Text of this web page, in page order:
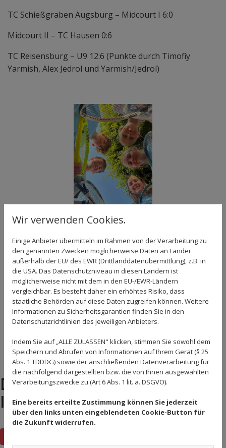
Zurück
TC Schießgraben Augsburg – Midcourt I 6:0
Midcourt II – TC Hausen 0:6
TC Reisensburg – U9 12:6 (Punkte durch Timofiy
Yarmish, Alex Jedrol und Yarmish/Jedrol)
große Freude bei der
TSV Offingen nach der
gewonnen Meisterschaft
DAS KÖNNTE DICH AUCH
INTERESSIEREN!
Wir verwenden Cookies.
Einige Anbieter übermitteln im Rahmen von der Verarbeitung zu
den genannten Zwecken möglicherweise Daten an Länder
außerhalb der EU/ des EWR (Drittlanddatenübermittlung), z.B. in
die USA. Das Datenschutzniveau in diesen Ländern ist
möglicherweise nicht mit dem in den EU-/EWR-Ländern
vergleichbar. Es besteht daher ein erhöhtes Risiko, dass
staatliche Behörden auf diese Daten zugreifen können. Weitere
Informationen zu Sicherheitsgarantien finden Sie in den
Datenschutzrichtlinien des jeweiligen Anbieters.
Indem Sie auf „ALLE ZULASSEN" klicken, stimmen Sie sowohl dem
Speichern und Abrufen von Informationen auf Ihrem Gerät (§ 25
Abs. 1 TDDDG) sowie der anschließenden Datenverarbeitung für
die nachfolgend dargestellten bzw. die von Ihnen ausgewählten
Verarbeitungszwecke zu (Art 6 Abs. 1 lit. a. DSGVO).
Eine bereits erteilte Zustimmung können Sie jederzeit
über den links unten eingeblendeten Cookie-Button für
die Zukunft widerrufen.